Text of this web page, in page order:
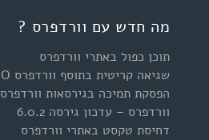
מה חדש עם וורדפרס ?
תוכן כפול באתרי וורדפרס
שגיאה קריטית בתוסף וורדפרס Yoast SEO
הפסקת תמיכה בגירסאות וורדפרס 3.7 – 4.0
וורדפרס – עדכון גירסה 6.0.2
דחיסת טקסט באתרי וורדפרס